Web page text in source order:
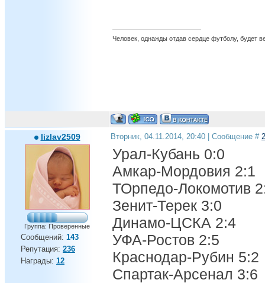
Человек, однажды отдав сердце футболу, будет
lizlav2509
Группа: Проверенные
Сообщений: 143
Репутация: 236
Награды: 12
Вторник, 04.11.2014, 20:40 | Сообщение # 2
Урал-Кубань 0:0
Амкар-Мордовия 2:1
ТОрпедо-Локомотив
Зенит-Терек 3:0
Динамо-ЦСКА 2:4
УФА-Ростов 2:5
Краснодар-Рубин 5:2
Спартак-Арсенал 3:6